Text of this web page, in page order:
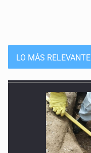
LO MÁS RELEVANTE